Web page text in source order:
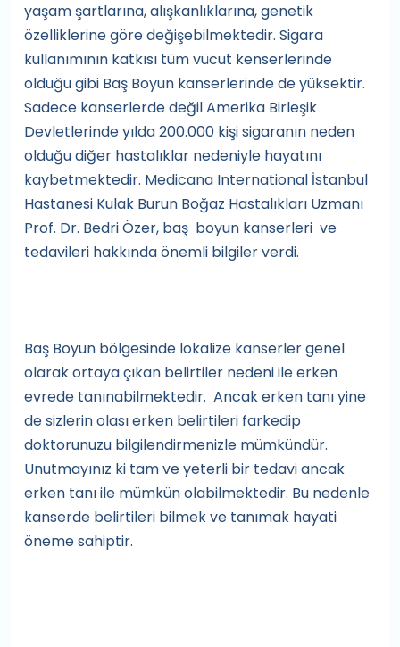
yaşam şartlarına, alışkanlıklarına, genetik
özelliklerine göre değişebilmektedir. Sigara
kullanımının katkısı tüm vücut kenserlerinde
olduğu gibi Baş Boyun kanserlerinde de yüksektir.
Sadece kanserlerde değil Amerika Birleşik
Devletlerinde yılda 200.000 kişi sigaranın neden
olduğu diğer hastalıklar nedeniyle hayatını
kaybetmektedir. Medicana International İstanbul
Hastanesi Kulak Burun Boğaz Hastalıkları Uzmanı
Prof. Dr. Bedri Özer, baş boyun kanserleri ve
tedavileri hakkında önemli bilgiler verdi.
Baş Boyun bölgesinde lokalize kanserler genel
olarak ortaya çıkan belirtiler nedeni ile erken
evrede tanınabilmektedir. Ancak erken tanı yine
de sizlerin olası erken belirtileri farkedip
doktorunuzu bilgilendirmenizle mümkündür.
Unutmayınız ki tam ve yeterli bir tedavi ancak
erken tanı ile mümkün olabilmektedir. Bu nedenle
kanserde belirtileri bilmek ve tanımak hayati
öneme sahiptir.